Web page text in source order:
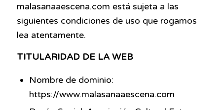
malasanaaescena.com está sujeta a las
siguientes condiciones de uso que rogamos
lea atentamente.
TITULARIDAD DE LA WEB
Nombre de dominio:
https://www.malasanaaescena.com